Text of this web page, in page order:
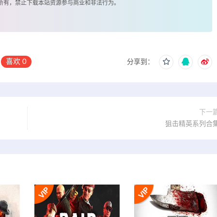
，禁止下载本站资源参与商业和非法行为。
喜欢0 分享到：
下一
狙击精英系列合